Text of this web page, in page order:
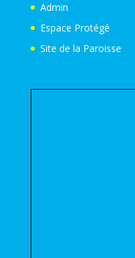
Admin
Espace Protégé
Site de la Paroisse